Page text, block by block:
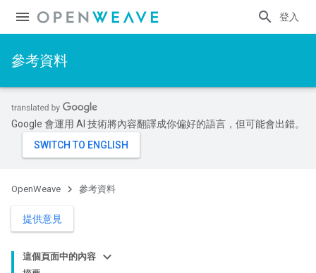
登入
參考資料
Google 會運用 AI 技術將內容翻譯成你偏好的語言，但可能會出錯。
OpenWeave 參考資料
提供意見
這個頁面中的內容